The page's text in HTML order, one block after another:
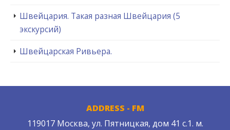
Швейцария. Такая разная Швейцария (5
экскурсий)
Швейцарская Ривьера.
ADDRESS - FM
119017 Москва, ул. Пятницкая, дом 41 с.1. м.